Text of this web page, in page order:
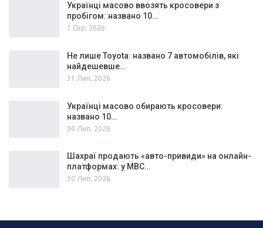
Українці масово ввозять кросовери з
пробігом: названо 10…
1 Сер, 2026
Не лише Toyota: названо 7 автомобілів, які
найдешевше…
31 Лип, 2026
Українці масово обирають кросовери:
названо 10…
30 Лип, 2026
Шахраї продають «авто-привиди» на онлайн-
платформах: у МВС…
30 Лип, 2026